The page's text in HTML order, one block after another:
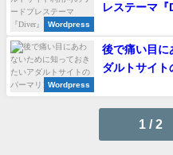
Wordpress
レステーマ『
Wordpress
後で痛い目に
ダルトサイト
1 / 2